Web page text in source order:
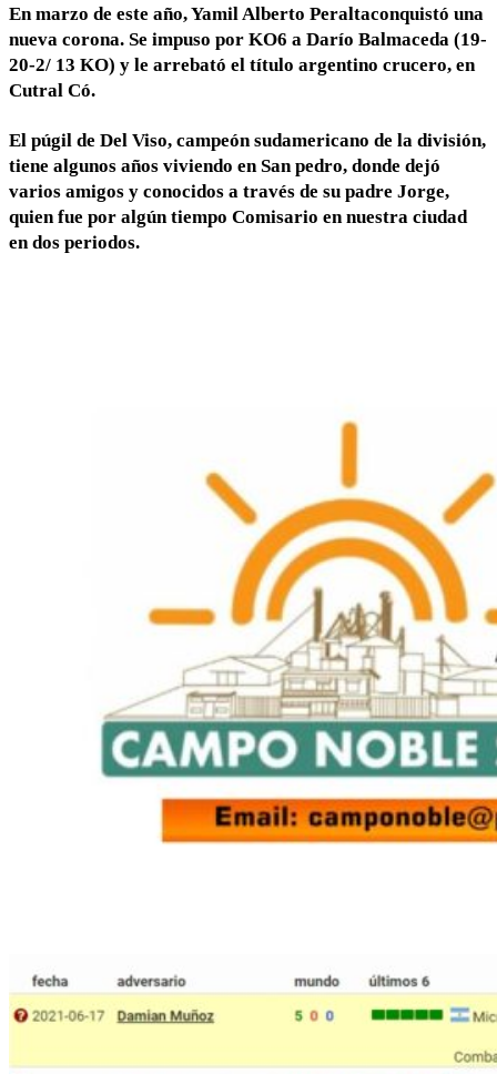
En marzo de este año, Yamil Alberto Peraltaconquistó una
nueva corona. Se impuso por KO6 a Darío Balmaceda (19-
20-2/ 13 KO) y le arrebató el título argentino crucero, en
Cutral Có.
El púgil de Del Viso, campeón sudamericano de la división,
tiene algunos años viviendo en San pedro, donde dejó
varios amigos y conocidos a través de su padre Jorge,
quien fue por algún tiempo Comisario en nuestra ciudad
en dos periodos.